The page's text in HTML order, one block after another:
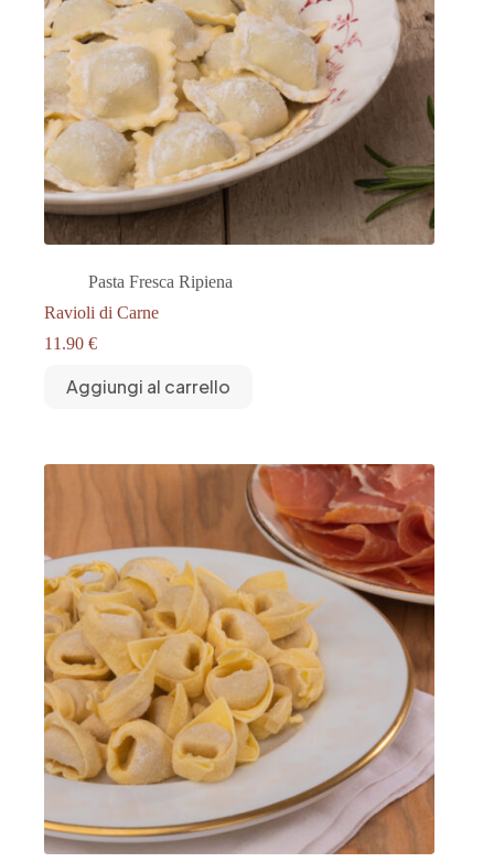
Pasta Fresca Ripiena
Ravioli di Carne
11.90 €
Aggiungi al carrello